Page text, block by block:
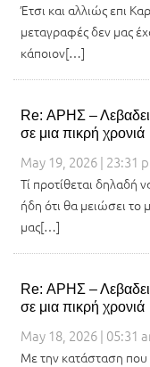
Έτσι και αλλιώς επι
μεταγραφές δεν μας
κάποιον[…]
Re: ΑΡΗΣ –
σε μια πικρή χρονιά
May 19, 2026 | 23:31
Τί προτίθεται δηλαδή
ήδη ότι θα μειώσει το
μας[…]
Re: ΑΡΗΣ –
σε μια πικρή χρονιά
May 18, 2026 | 05:31
Με την κατάσταση που